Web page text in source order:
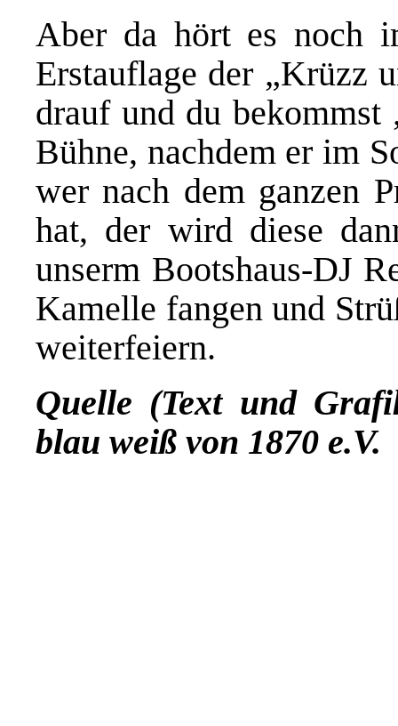
Aber da hört es noch
Erstauflage der „Krüzz
drauf und du
Bühne, nachdem er im
wer nach dem ganzen
hat, der wird diese
unserm Bootshaus-DJ
Kamelle fangen und
weiterfeiern.
Quelle (Text und
blau weiß von 1870 e.V.